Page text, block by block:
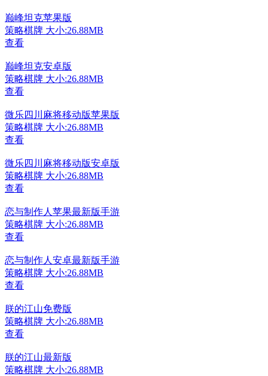
巅峰坦克苹果版
策略棋牌 大小:26.88MB
查看
巅峰坦克安卓版
策略棋牌 大小:26.88MB
查看
微乐四川麻将移动版苹果版
策略棋牌 大小:26.88MB
查看
微乐四川麻将移动版安卓版
策略棋牌 大小:26.88MB
查看
恋与制作人苹果最新版手游
策略棋牌 大小:26.88MB
查看
恋与制作人安卓最新版手游
策略棋牌 大小:26.88MB
查看
朕的江山免费版
策略棋牌 大小:26.88MB
查看
朕的江山最新版
策略棋牌 大小:26.88MB